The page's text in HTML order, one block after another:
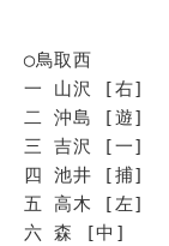
◯鳥取西
一 山沢 [右]
二 沖島 [遊]
三 吉沢 [一]
四 池井 [捕]
五 高木 [左]
六 森 [中]